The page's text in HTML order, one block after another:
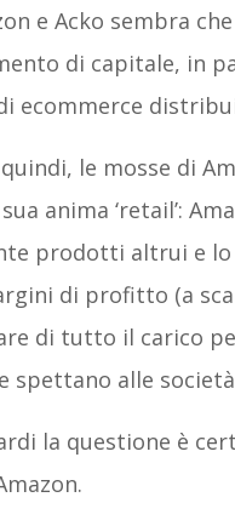
e Acko sembra
di capitale, in
ecommerce
le mosse di
anima ‘retail’:
prodotti altrui e
di profitto (a
di tutto il carico
spettano alle società
la questione è